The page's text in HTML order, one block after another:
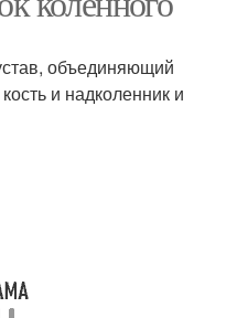
объединяющий
и надколенник и